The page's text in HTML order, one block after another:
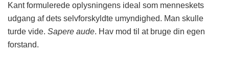
Kant formulerede oplysningens ideal som menneskets
udgang af dets selvforskyldte umyndighed. Man skulle
turde vide. Sapere aude. Hav mod til at bruge din egen
forstand.